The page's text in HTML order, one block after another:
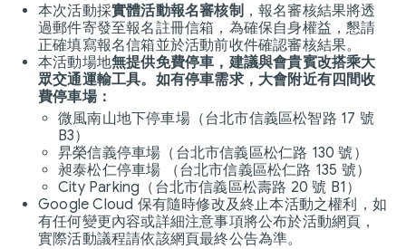
本次活動採實體活動報名審核制 ，報名審核結果將透
過郵件寄發至報名註冊信箱，為確保自身權益，懇請
正確填寫報名信箱並於活動前收件確認審核結果。
本活動場地無提供免費停車，建議與會貴賓改搭乘大
眾交通運輸工具。如有停車需求，大會附近有四間收
費停車場：
微風南山地下停車場（台北市信義區松智路 17 號
B3）
昇榮信義停車場（台北市信義區松仁路 130 號）
昶泰松仁停車場 （台北市信義區松仁路 135 號）
City Parking（台北市信義區松壽路 20 號 B1）
Google Cloud 保有隨時修改及終止本活動之權利，如
有任何變更內容或詳細注意事項將公布於活動網頁，
實際活動議程請依該網頁最終公告為準。